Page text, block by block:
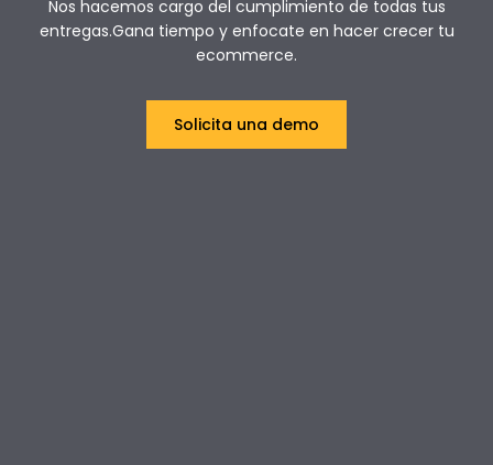
Nos hacemos cargo del cumplimiento de todas tus
entregas.Gana tiempo y enfocate en hacer crecer tu
ecommerce.
Solicita una demo